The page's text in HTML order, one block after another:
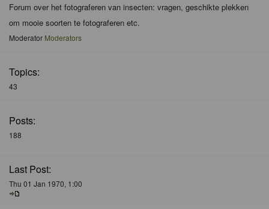
Forum over het fotograferen van insecten: vragen, geschikte plekken
om mooie soorten te fotograferen etc.
Moderator Moderators
Topics:
43
Posts:
188
Last Post:
Thu 01 Jan 1970, 1:00